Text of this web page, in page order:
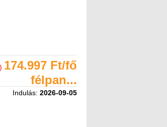
174.997 Ft/fő
félpan...
Indulás: 2026-09-05